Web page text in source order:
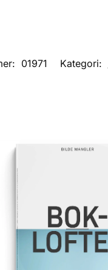
01971 Kategori: